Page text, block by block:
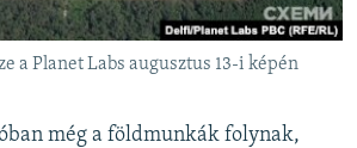
a Planet Labs augusztus 13-i képén
még a földmunkák folynak,